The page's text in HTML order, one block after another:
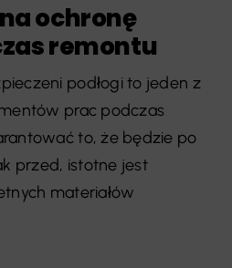
ochronę
remontu
podłogi to jeden z
prac podczas
to, że będzie po
przed, istotne jest
materiałów